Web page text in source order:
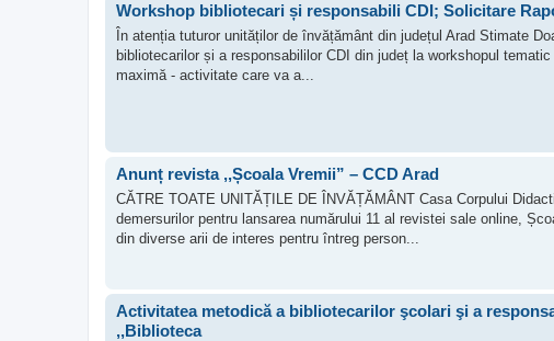
Workshop bibliotecari și responsabili CDI; Solicitare
În atenția tuturor unităților de învățământ din județul Arad Stimate
bibliotecarilor și a responsabililor CDI din județ la workshopul
maximă - activitate care va a...
Anunț revista ,,Școala Vremii” – CCD Arad
CĂTRE TOATE UNITĂȚILE DE ÎNVĂȚĂMÂNT Casa Corpului
demersurilor pentru lansarea numărului 11 al revistei sale online,
din diverse arii de interes pentru întreg person...
Activitatea metodică a bibliotecarilor şcolari şi a
,,Biblioteca